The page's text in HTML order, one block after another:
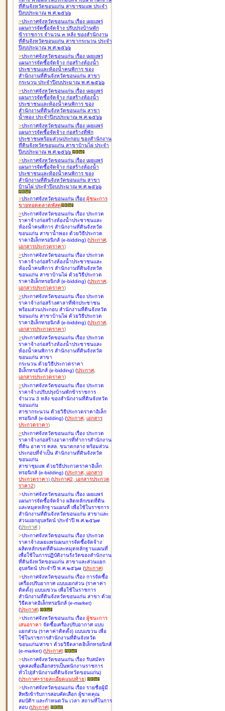
ที่ดินจังหวัดขอนแก่น สาขาชุมแพ ประจำ
ปีงบประมาณ พ.ศ.๒๕๖๖
>ประกาศจังหวัดขอนแก่น เรื่อง เผยแพร่
แผนการจัดซื้อจัดจ้าง ปรับปรุงบ้านพัก
ข้าราชการ จำนวน ๓ หลัง ของสำนักงาน
ที่ดินจังหวัดขอนแก่น สาขากระนวน ประจำ
ปีงบประมาณ พ.ศ.๒๕๖๖
>ประกาศจังหวัดขอนแก่น เรื่อง เผยแพร่
แผนการจัดซื้อจัดจ้าง ก่อสร้างห้องน้ำ
ประชาชนและห้องน้ำคนพิการ ของ
สำนักงานที่ดินจังหวัดขอนแก่น สาขา
กระนวน ประจำปีงบประมาณ พ.ศ.๒๕๖๖
>ประกาศจังหวัดขอนแก่น เรื่อง เผยแพร่
แผนการจัดซื้อจัดจ้าง ก่อสร้างห้องน้ำ
ประชาชนและห้องน้ำคนพิการ ของ
สำนักงานที่ดินจังหวัดขอนแก่น สาขา
น้ำพอง ประจำปีงบประมาณ พ.ศ.๒๕๖๖
>ประกาศจังหวัดขอนแก่น เรื่อง เผยแพร่
แผนการจัดซื้อจัดจ้าง ก่อสร้างที่พัก
ประชาชนพร้อมส่วนประกอบ ของสำนักงาน
ที่ดินจังหวัดขอนแก่น สาขาบ้านไผ่ ประจำ
ปีงบประมาณ พ.ศ.๒๕๖๖
>ประกาศจังหวัดขอนแก่น เรื่อง เผยแพร่
แผนการจัดซื้อจัดจ้าง ก่อสร้างห้องน้ำ
ประชาชนและห้องน้ำคนพิการ ของ
สำนักงานที่ดินจังหวัดขอนแก่น สาขา
บ้านไผ่ ประจำปีงบประมาณ พ.ศ.๒๕๖๖
>ประกาศจังหวัดขอนแก่น เรื่อง ผู้ชนะการ
ขายทอดตลาดพัสดุ
>ประกาศจังหวัดขอนแก่น เรื่อง ประกวด
ราคาจ้างก่อสร้างห้องน้ำประชาชนและ
ห้องน้ำคนพิการ สำนักงานที่ดินจังหวัด
ขอนแก่น สาขาน้ำพอง ด้วยวิธีประกวด
ราคาอิเล็กทรอนิกส์ (e-bidding) (ประกาศ,
เอกสารประกวดราคา)
>ประกาศจังหวัดขอนแก่น เรื่อง ประกวด
ราคาจ้างก่อสร้างห้องน้ำประชาชนและ
ห้องน้ำคนพิการ สำนักงานที่ดินจังหวัด
ขอนแก่น สาขาบ้านไผ่ ด้วยวิธีประกวด
ราคาอิเล็กทรอนิกส์ (e-bidding) (ประกาศ,
เอกสารประกวดราคา)
>ประกาศจังหวัดขอนแก่น เรื่อง ประกวด
ราคาจ้างก่อสร้างศาลาที่พักประชาชน
พร้อมส่วนประกอบ สำนักงานที่ดินจังหวัด
ขอนแก่น สาขาบ้านไผ่ ด้วยวิธีประกวด
ราคาอิเล็กทรอนิกส์ (e-bidding) (ประกาศ,
เอกสารประกวดราคา)
>ประกาศจังหวัดขอนแก่น เรื่อง ประกวด
ราคาจ้างก่อสร้างห้องน้ำประชาชนและ
ห้องน้ำคนพิการ สำนักงานที่ดินจังหวัด
ขอนแก่น สาขา
กระนวน ด้วยวิธีประกวดราคา
อิเล็กทรอนิกส์ (e-bidding) (ประกาศ,
เอกสารประกวดราคา)
>ประกาศจังหวัดขอนแก่น เรื่อง ประกวด
ราคาจ้างปรับปรุงบ้านพักข้าราชการ
จำนวน 3 หลัง ของสำนักงานที่ดินจังหวัด
ขอนแก่น
สาขากระนวน ด้วยวิธีประกวดราคาอิเล็ก
ทรอนิกส์ (e-bidding) (ประกาศ, เอกสาร
ประกวดราคา)
>ประกาศจังหวัดขอนแก่น เรื่อง ประกวด
ราคาจ้างก่อสร้างอาคารที่ทำการสำนักงาน
ที่ดิน อาคาร คสล. ขนาดกลาง พร้อมส่วน
ประกอบที่จำเป็น สำนักงานที่ดินจังหวัด
ขอนแก่น
สาขาชุมแพ ด้วยวิธีประกวดราคาอิเล็ก
ทรอนิกส์ (e-bidding) (ประกาศ, เอกสาร
ประกวดราคา) (ประกาศ2, เอกสารประกวด
ราคา2)
>ประกาศจังหวัดขอนแก่น เรื่อง เผยแพร่
แผนการจัดซื้อจัดจ้าง ผลิตหลักเขตที่ดิน
และหมุดหลักฐานแผนที่ เพื่อใช้ในราชการ
สำนักงานที่ดินจังหวัดขอนแก่น สาขาและ
ส่วนแยกอุบลรัตน์ ประจำปี พ.ศ.๒๕๖๗
(ประกาศ )
>ประกาศจังหวัดขอนแก่น เรื่อง ประกวด
ราคาจ้างเผยแพร่แผนการจัดซื้อจัดจ้าง
ผลิตหลักเขตที่ดินและหมุดหลักฐานแผนที่
เพื่อใช้ในการปฏิบัติงานรังวัดของสำนักงาน
ที่ดินจังหวัดขอนแก่น สาขาและส่วนแยก
อุบลรัตน์ ประจำปี พ.ศ.๒๕๖๗ (ประกาศ)
>ประกาศจังหวัดขอนแก่น เรื่อง การจัดซื้อ
เครื่องปรับอากาศ แบบแยกส่วน (ราคาค่า
ติดตั้ง) แบบแขวน เพื่อใช้ในราชการ
สำนักงานที่ดินจังหวัดขอนแก่น สาขา ด้วย
วิธีตลาดอิเล็กทรอนิกส์ (e-market)
(ประกาศ)
>ประกาศจังหวัดขอนแก่น เรื่อง ผู้ชนะการ
เสนอราคา จัดซื้อเครื่องปรับอากาศ แบบ
แยกส่วน (ราคาค่าติดตั้ง) แบบแขวน เพื่อ
ใช้ในราชการสำนักงานที่ดินจังหวัด
ขอนแก่น/สาขา ด้วยวิธีตลาดอิเล็กทรอนิกส์
(e-market) (ประกาศ)
>ประกาศจังหวัดขอนแก่น เรื่อง รับสมัคร
บุคคลเพื่อเลือกสรรเป็นพนักงานราชการ
ทั่วไป(สำนักงานที่ดินจังหวัดขอนแก่น)
(ประกาศ+รายละเอียดแนบท้าย)
>ประกาศจังหวัดขอนแก่น เรื่อง รายชื่อผู้มี
สิทธิเข้ารับการสอบคัดเลือก ผู้ขาดคุณ
สมบัติฯ และกำหนดวัน เวลา สถานที่ในการ
สอบ (ประกาศ)